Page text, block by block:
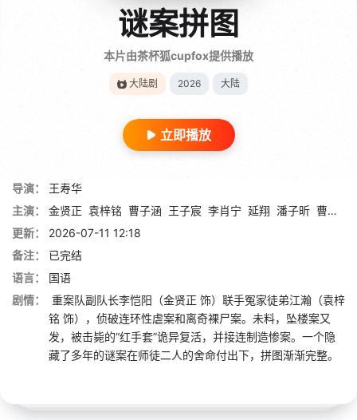
谜案拼图
本片由茶杯狐cupfox提供播放
大陆剧 2026 大陆
立即播放
导演：
王寿华
主演：
金贤正 袁梓铭 曹子涵 王子宸 李肖宁 延翔 潘子昕 曹祁元
更新：
2026-07-11 12:18
备注：
已完结
语言：
国语
剧情：
重案队副队长李恺阳（金贤正 饰）联手冤家徒弟江瀚（袁梓
铭 饰），侦破连环性虐案和离奇裸尸案。未料，坠楼案又
发，被击毙的“红手套”诡异复活，并接连制造惨案。一个隐
藏了多年的谜案在师徒二人的舍命付出下，拼图渐渐完整。